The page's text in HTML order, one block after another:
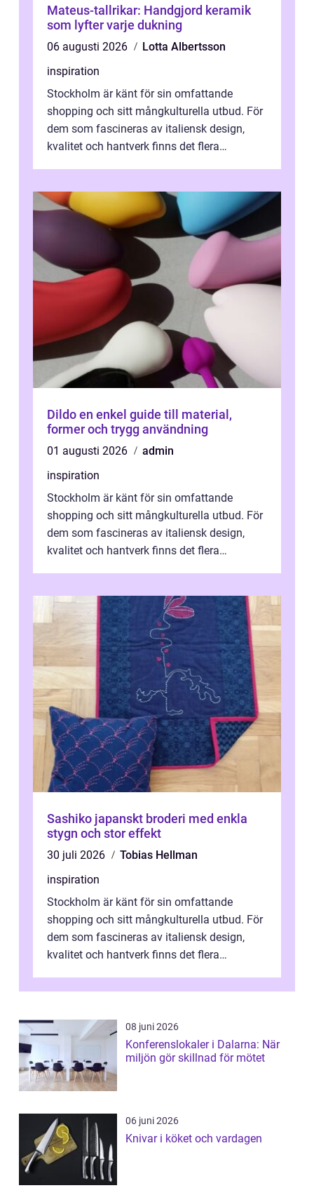
Mateus-tallrikar: Handgjord keramik
som lyfter varje dukning
06 augusti 2026
Lotta Albertsson
inspiration
Stockholm är känt för sin omfattande
shopping och sitt mångkulturella utbud. För
dem som fascineras av italiensk design,
kvalitet och hantverk finns det flera
Dildo en enkel guide till material,
former och trygg användning
01 augusti 2026
admin
inspiration
Stockholm är känt för sin omfattande
shopping och sitt mångkulturella utbud. För
dem som fascineras av italiensk design,
kvalitet och hantverk finns det flera
Sashiko japanskt broderi med enkla
stygn och stor effekt
30 juli 2026
Tobias Hellman
inspiration
Stockholm är känt för sin omfattande
shopping och sitt mångkulturella utbud. För
dem som fascineras av italiensk design,
kvalitet och hantverk finns det flera
08 juni 2026
Konferenslokaler i Dalarna: När
miljön gör skillnad för mötet
06 juni 2026
Knivar i köket och vardagen